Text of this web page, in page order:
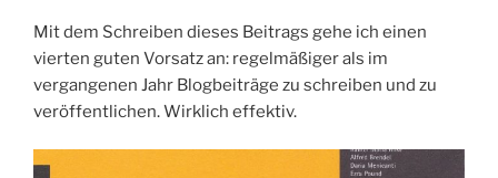
Mit dem Schreiben dieses Beitrags gehe ich einen
vierten guten Vorsatz an: regelmäßiger als im
vergangenen Jahr Blogbeiträge zu schreiben und zu
veröffentlichen. Wirklich effektiv.